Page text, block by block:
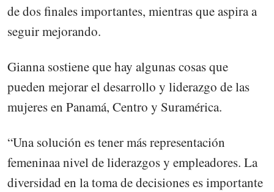
de dos finales importantes, mientras que aspira a
seguir mejorando.
Gianna sostiene que hay algunas cosas que
pueden mejorar el desarrollo y liderazgo de las
mujeres en Panamá, Centro y Suramérica.
“Una solución es tener más representación
femeninaa nivel de liderazgos y empleadores. La
diversidad en la toma de decisiones es importante